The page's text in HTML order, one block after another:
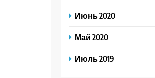
Июнь 2020
Май 2020
Июль 2019